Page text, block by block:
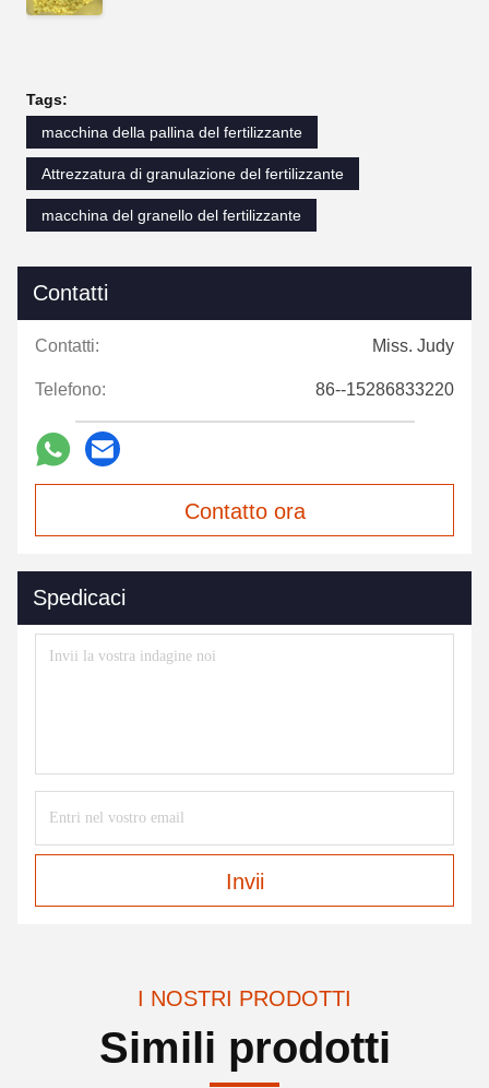
Tags:
macchina della pallina del fertilizzante
Attrezzatura di granulazione del fertilizzante
macchina del granello del fertilizzante
Contatti
Contatti: Miss. Judy
Telefono: 86--15286833220
Contatto ora
Spedicaci
Invii
I NOSTRI PRODOTTI
Simili prodotti